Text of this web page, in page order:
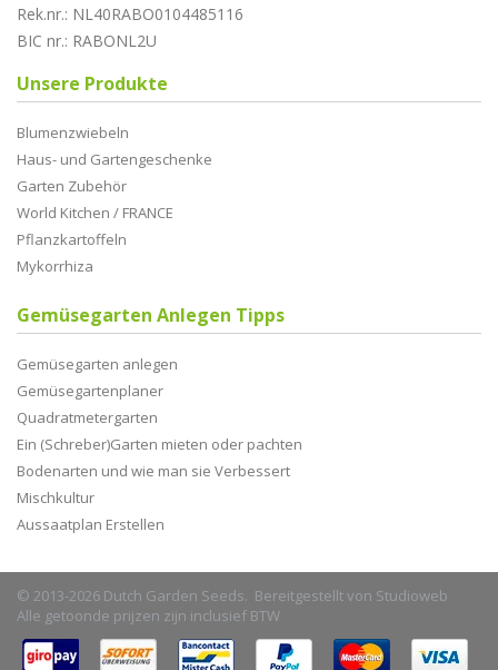
Rek.nr.: NL40RABO0104485116
BIC nr.: RABONL2U
Unsere Produkte
Blumenzwiebeln
Haus- und Gartengeschenke
Garten Zubehör
World Kitchen / FRANCE
Pflanzkartoffeln
Mykorrhiza
Gemüsegarten Anlegen Tipps
Gemüsegarten anlegen
Gemüsegartenplaner
Quadratmetergarten
Ein (Schreber)Garten mieten oder pachten
Bodenarten und wie man sie Verbessert
Mischkultur
Aussaatplan Erstellen
© 2013-2026 Dutch Garden Seeds. Bereitgestellt von Studioweb
Alle getoonde prijzen zijn inclusief BTW